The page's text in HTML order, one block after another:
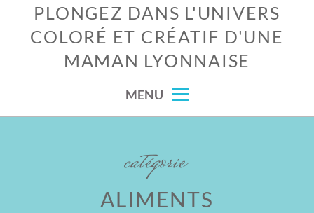
PLONGEZ DANS L'UNIVERS
COLORÉ ET CRÉATIF D'UNE
MAMAN LYONNAISE
MENU
catégorie
ALIMENTS